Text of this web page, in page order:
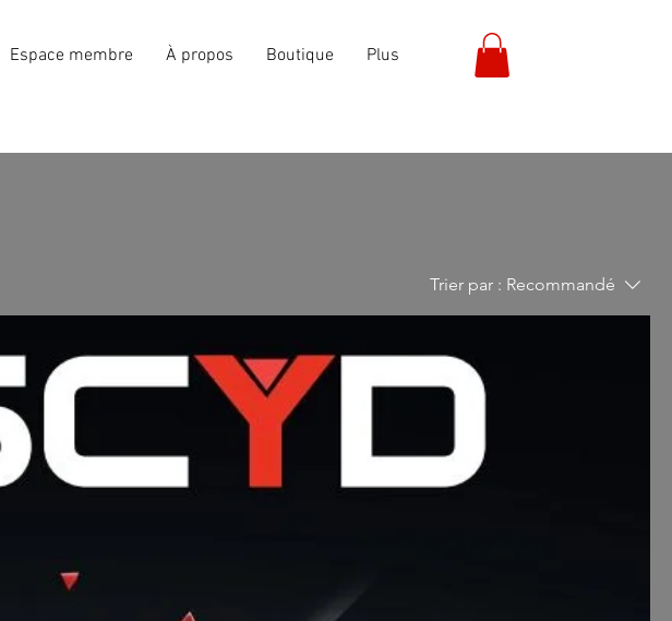
Espace membre À propos Boutique Plus
Trier par : Recommandé